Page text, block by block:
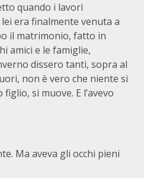
quando i lavori
era finalmente venuta a
il matrimonio, fatto in
amici e le famiglie,
dissero tanti, sopra al
non è vero che niente si
si muove. E l’avevo
Ma aveva gli occhi pieni